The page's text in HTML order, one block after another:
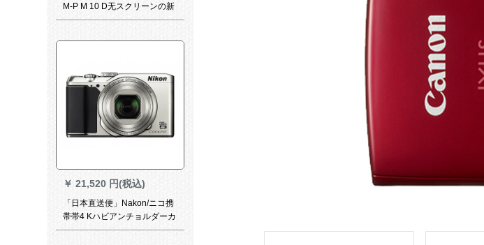
M-P M 10 D无スクリーンの新
しい金はカードの全画幅の専
￥ 21,520 円(税込)
「日本直送便」Nakon/ニコ携
帯帯4 Kハビアンチョルダーカ
ード机COOL PIX A 900パク関